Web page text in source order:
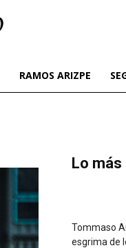
RAMOS ARIZPE
Lo más
Tommaso
esgrima de